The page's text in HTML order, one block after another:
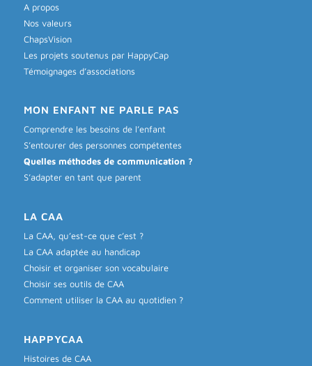
A propos
Nos valeurs
ChapsVision
Les projets soutenus par HappyCap
Témoignages d’associations
MON ENFANT NE PARLE PAS
Comprendre les besoins de l’enfant
S’entourer des personnes compétentes
Quelles méthodes de communication ?
S’adapter en tant que parent
LA CAA
La CAA, qu’est-ce que c’est ?
La CAA adaptée au handicap
Choisir et organiser son vocabulaire
Choisir ses outils de CAA
Comment utiliser la CAA au quotidien ?
HAPPYCAA
Histoires de CAA